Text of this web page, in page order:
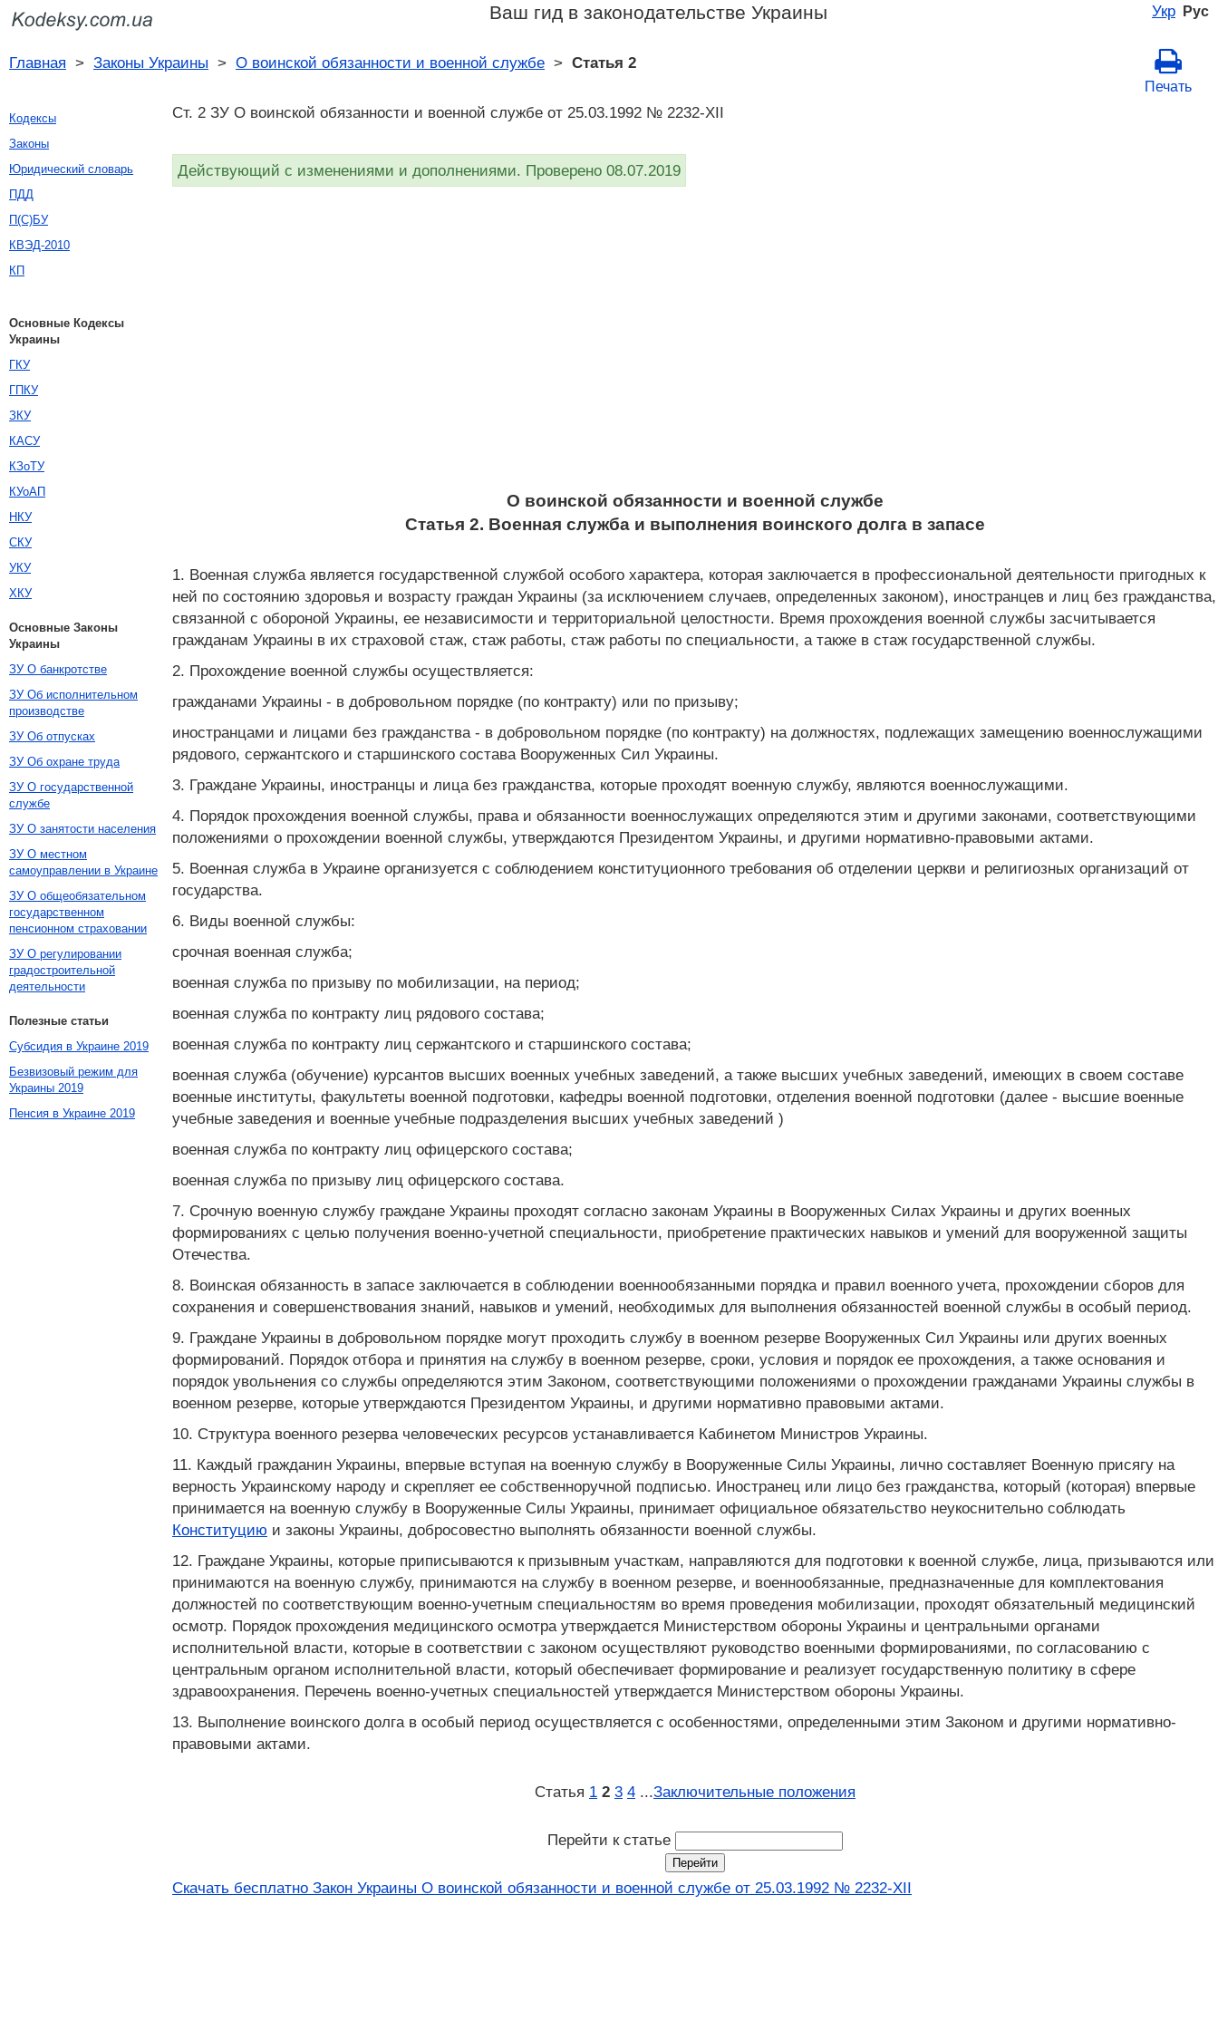
Укр Рус
Ваш гид в законодательстве Украины
Главная > Законы Украины > О воинской обязанности и военной службе > Статья 2
Печать
Ст. 2 ЗУ О воинской обязанности и военной службе от 25.03.1992 № 2232-XII
Действующий с изменениями и дополнениями. Проверено 08.07.2019
О воинской обязанности и военной службе
Статья 2. Военная служба и выполнения воинского долга в запасе
1. Военная служба является государственной службой особого характера, которая заключается в профессиональной деятельности пригодных к
ней по состоянию здоровья и возрасту граждан Украины (за исключением случаев, определенных законом), иностранцев и лиц без гражданства,
связанной с обороной Украины, ее независимости и территориальной целостности. Время прохождения военной службы засчитывается
гражданам Украины в их страховой стаж, стаж работы, стаж работы по специальности, а также в стаж государственной службы.
2. Прохождение военной службы осуществляется:
гражданами Украины - в добровольном порядке (по контракту) или по призыву;
иностранцами и лицами без гражданства - в добровольном порядке (по контракту) на должностях, подлежащих замещению военнослужащими
рядового, сержантского и старшинского состава Вооруженных Сил Украины.
3. Граждане Украины, иностранцы и лица без гражданства, которые проходят военную службу, являются военнослужащими.
4. Порядок прохождения военной службы, права и обязанности военнослужащих определяются этим и другими законами, соответствующими
положениями о прохождении военной службы, утверждаются Президентом Украины, и другими нормативно-правовыми актами.
5. Военная служба в Украине организуется с соблюдением конституционного требования об отделении церкви и религиозных организаций от
государства.
6. Виды военной службы:
срочная военная служба;
военная служба по призыву по мобилизации, на период;
военная служба по контракту лиц рядового состава;
военная служба по контракту лиц сержантского и старшинского состава;
военная служба (обучение) курсантов высших военных учебных заведений, а также высших учебных заведений, имеющих в своем составе
военные институты, факультеты военной подготовки, кафедры военной подготовки, отделения военной подготовки (далее - высшие военные
учебные заведения и военные учебные подразделения высших учебных заведений )
военная служба по контракту лиц офицерского состава;
военная служба по призыву лиц офицерского состава.
7. Срочную военную службу граждане Украины проходят согласно законам Украины в Вооруженных Силах Украины и других военных
формированиях с целью получения военно-учетной специальности, приобретение практических навыков и умений для вооруженной защиты
Отечества.
8. Воинская обязанность в запасе заключается в соблюдении военнообязанными порядка и правил военного учета, прохождении сборов для
сохранения и совершенствования знаний, навыков и умений, необходимых для выполнения обязанностей военной службы в особый период.
9. Граждане Украины в добровольном порядке могут проходить службу в военном резерве Вооруженных Сил Украины или других военных
формирований. Порядок отбора и принятия на службу в военном резерве, сроки, условия и порядок ее прохождения, а также основания и
порядок увольнения со службы определяются этим Законом, соответствующими положениями о прохождении гражданами Украины службы в
военном резерве, которые утверждаются Президентом Украины, и другими нормативно правовыми актами.
10. Структура военного резерва человеческих ресурсов устанавливается Кабинетом Министров Украины.
11. Каждый гражданин Украины, впервые вступая на военную службу в Вооруженные Силы Украины, лично составляет Военную присягу на
верность Украинскому народу и скрепляет ее собственноручной подписью. Иностранец или лицо без гражданства, который (которая) впервые
принимается на военную службу в Вооруженные Силы Украины, принимает официальное обязательство неукоснительно соблюдать
Конституцию и законы Украины, добросовестно выполнять обязанности военной службы.
12. Граждане Украины, которые приписываются к призывным участкам, направляются для подготовки к военной службе, лица, призываются или
принимаются на военную службу, принимаются на службу в военном резерве, и военнообязанные, предназначенные для комплектования
должностей по соответствующим военно-учетным специальностям во время проведения мобилизации, проходят обязательный медицинский
осмотр. Порядок прохождения медицинского осмотра утверждается Министерством обороны Украины и центральными органами
исполнительной власти, которые в соответствии с законом осуществляют руководство военными формированиями, по согласованию с
центральным органом исполнительной власти, который обеспечивает формирование и реализует государственную политику в сфере
здравоохранения. Перечень военно-учетных специальностей утверждается Министерством обороны Украины.
13. Выполнение воинского долга в особый период осуществляется с особенностями, определенными этим Законом и другими нормативно-
правовыми актами.
Статья 1 2 3 4 ...Заключительные положения
Перейти к статье
Скачать бесплатно Закон Украины О воинской обязанности и военной службе от 25.03.1992 № 2232-XII
Кодексы
Законы
Юридический словарь
ПДД
П(С)БУ
КВЭД-2010
КП
Основные Кодексы
Украины
ГКУ
ГПКУ
ЗКУ
КАСУ
КЗоТУ
КУоАП
НКУ
СКУ
УКУ
ХКУ
Основные Законы
Украины
ЗУ О банкротстве
ЗУ Об исполнительном
производстве
ЗУ Об отпусках
ЗУ Об охране труда
ЗУ О государственной
службе
ЗУ О занятости населения
ЗУ О местном
самоуправлении в Украине
ЗУ О общеобязательном
государственном
пенсионном страховании
ЗУ О регулировании
градостроительной
деятельности
Полезные статьи
Субсидия в Украине 2019
Безвизовый режим для
Украины 2019
Пенсия в Украине 2019